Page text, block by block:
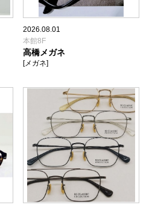
2026.08.01
本館8F
高橋メガネ
[メガネ]